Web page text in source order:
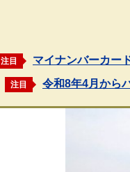
注目 マイナンバーカー
注目 令和8年4月から